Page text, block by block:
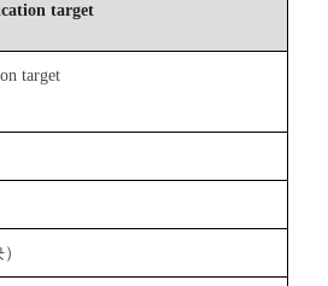
target
target